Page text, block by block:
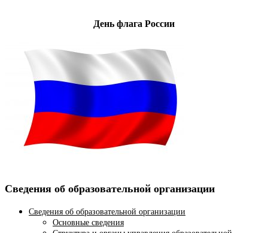
День флага России
Сведения об образовательной организации
Сведения об образовательной организации
Основные сведения